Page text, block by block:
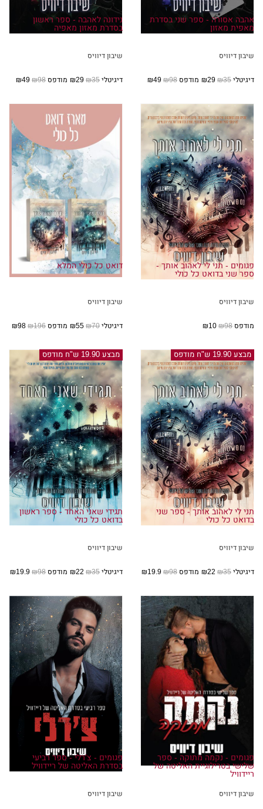
אהבה אסורה - ספר שני בסדרת
מאפית מאזון
שיבון דיוויס
דיגיטלי₪35 מודפס₪98
נידונה לאהבה - ספר ראשון
בסדרת מאזון מאפיה
שיבון דיוויס
דיגיטלי₪35 מודפס₪98
פגומים - תני לי לאהוב אותך -
ספר שני בדואט כל כולי
שיבון דיוויס
מודפס₪98
דואט כל כולי המלא
שיבון דיוויס
דיגיטלי₪70 מודפס₪196
מבצע 19.90 ש"ח מודפס
תני לי לאהוב אותך - ספר שני
בדואט כל כולי
שיבון דיוויס
דיגיטלי₪35 מודפס₪98
מבצע 19.90 ש"ח מודפס
תגידי שאני האחד - ספר ראשון
בדואט כל כולי
שיבון דיוויס
דיגיטלי₪35 מודפס₪98
פגומים - נקמה מתוקה - ספר
שלישי בטרילוגיית האליטה של
ריידוויל
שיבון דיוויס
פגומים - צ'רלי - ספר רביעי
בסדרת האליטה של ריידוויל
שיבון דיוויס